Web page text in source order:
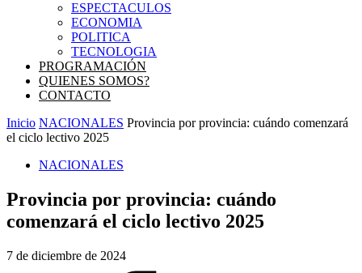
ESPECTACULOS
ECONOMIA
POLITICA
TECNOLOGIA
PROGRAMACIÓN
QUIENES SOMOS?
CONTACTO
Inicio NACIONALES Provincia por provincia: cuándo comenzará
el ciclo lectivo 2025
NACIONALES
Provincia por provincia: cuándo
comenzará el ciclo lectivo 2025
7 de diciembre de 2024